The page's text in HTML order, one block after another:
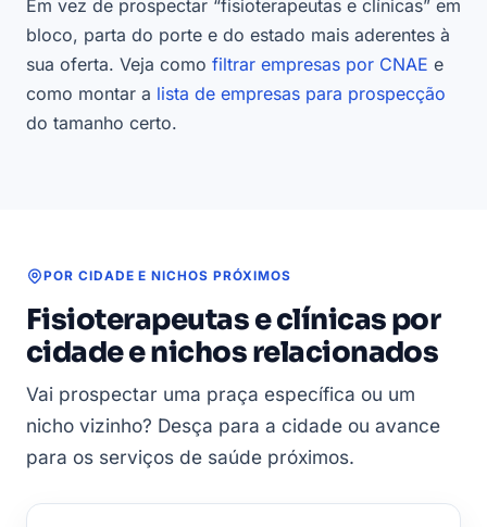
a
lista
de
fisioterapeutas
e
Em vez de prospectar “fisioterapeutas e clínicas” em
bloco, parta do porte e do estado mais aderentes à
sua oferta. Veja como filtrar empresas por CNAE e
como montar a lista de empresas para prospecção
do tamanho certo.
POR CIDADE E NICHOS PRÓXIMOS
Fisioterapeutas e clínicas por
cidade e nichos relacionados
Vai prospectar uma praça específica ou um
nicho vizinho? Desça para a cidade ou avance
para os serviços de saúde próximos.